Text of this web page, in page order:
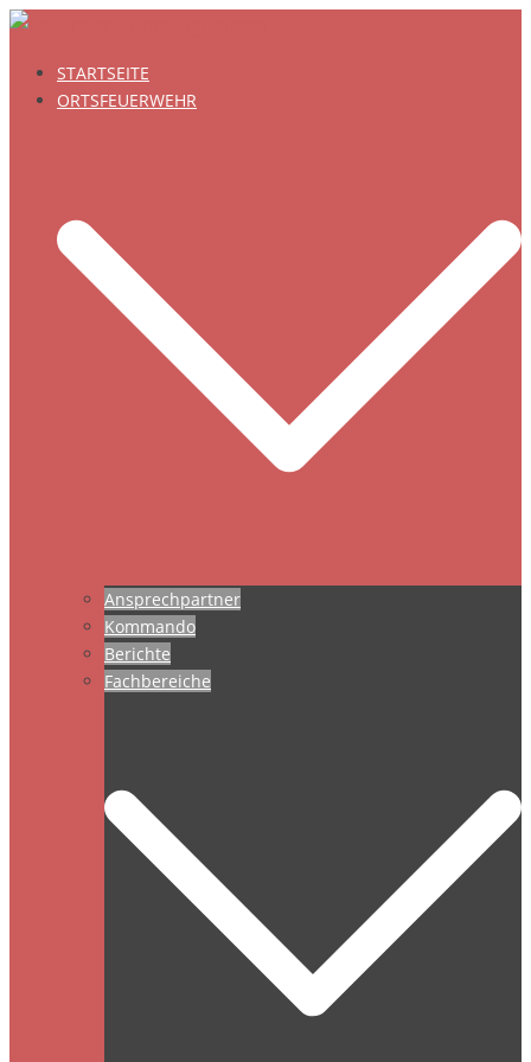
Zum
springenSTARTSEITE
ORTSFEUERWEHR
Ansprechpartner
Kommando
Berichte
Fachbereiche